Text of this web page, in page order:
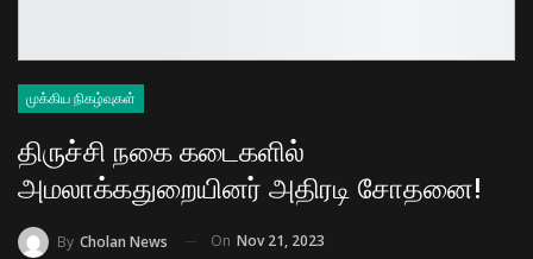
முக்கிய நிகழ்வுகள்
திருச்சி நகை கடைகளில்
அமலாக்கதுறையினர் அதிரடி சோதனை!
By Cholan News On Nov 21, 2023